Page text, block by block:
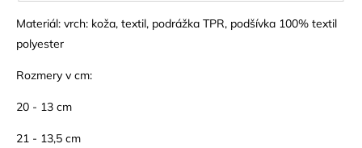
Materiál: vrch: koža, textil, podrážka TPR, podšívka 100% textil
polyester
Rozmery v cm:
20 - 13 cm
21 - 13,5 cm